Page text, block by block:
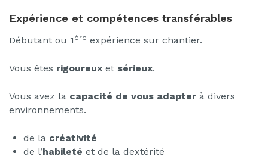
Expérience et compétences transférables
Débutant ou 1 ère expérience sur chantier.
Vous êtes rigoureux et sérieux.
Vous avez la capacité de vous adapter à divers
environnements.
de la créativité
de l’habileté et de la dextérité